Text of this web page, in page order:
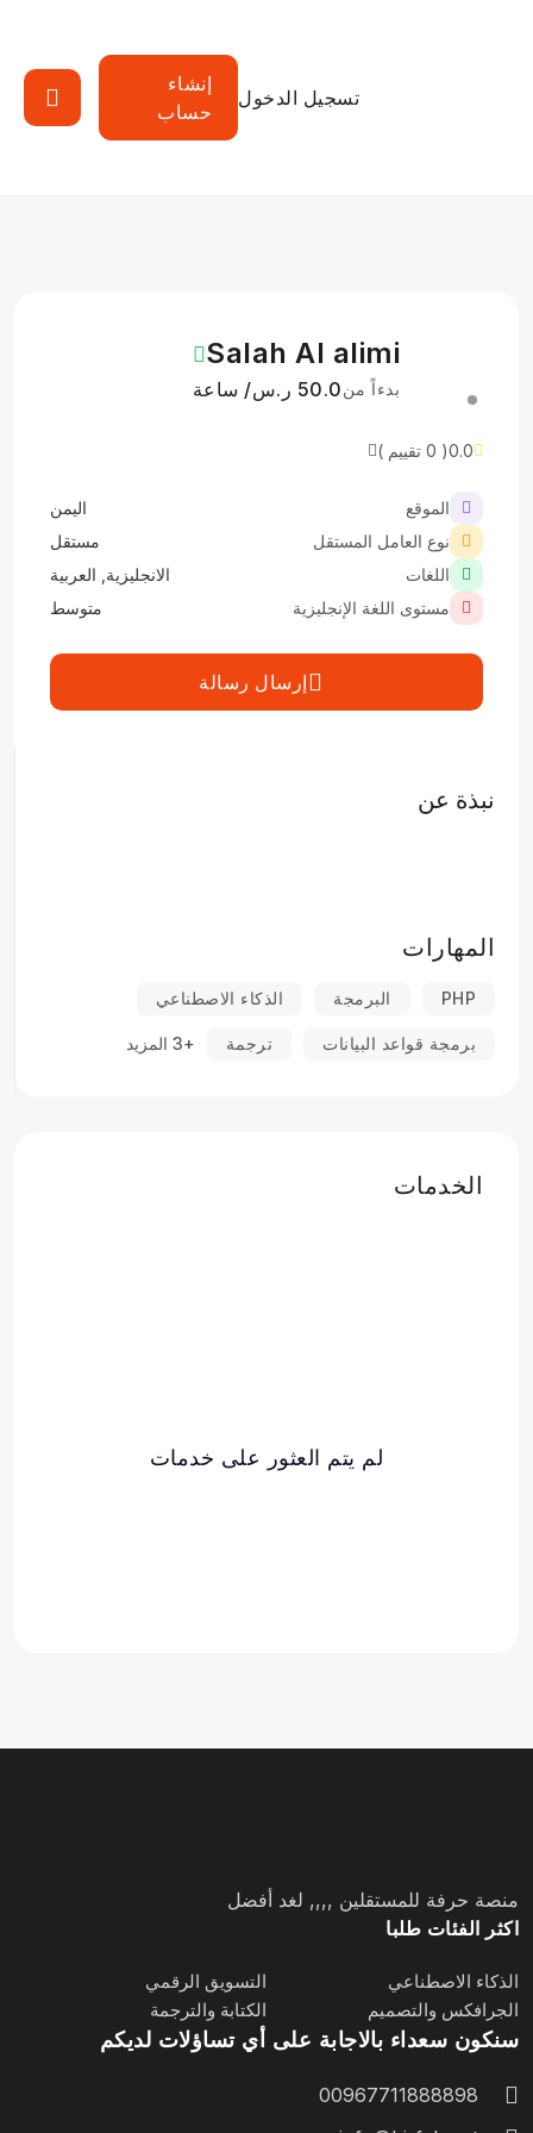
تسجيل الدخول
إنشاء
حساب
Salah Al alimi
بدءاً من50.0 ر.س/ ساعة
0.0( 0 تقييم )
الموقع
اليمن
نوع العامل المستقل
مستقل
اللغات
الانجليزية, العربية
مستوى اللغة الإنجليزية
متوسط
إرسال رسالة
نبذة عن
المهارات
PHP البرمجة الذكاء الاصطناعي
برمجة قواعد البيانات ترجمة +3 المزيد
الخدمات
لم يتم العثور على خدمات
منصة حرفة للمستقلين ,,,, لغد أفضل
اكثر الفئات طلبا
الذكاء الاصطناعي
التسويق الرقمي
الجرافكس والتصميم
الكتابة والترجمة
سنكون سعداء بالاجابة على أي تساؤلات لديكم
00967711888898